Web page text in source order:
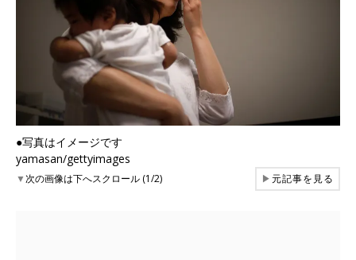
●写真はイメージです
yamasan/gettyimages
▼次の画像は下へスクロール (1/2) ▶元記事を見る